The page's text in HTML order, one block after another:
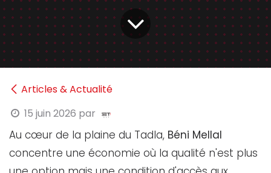
Articles & Actualité
15 juin 2026 par
Au cœur de la plaine du Tadla, Béni Mellal
concentre une économie où la qualité n'est plus